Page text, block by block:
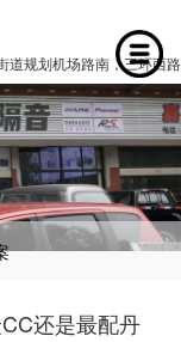
道规划机场路南，三环西路
还是最配丹